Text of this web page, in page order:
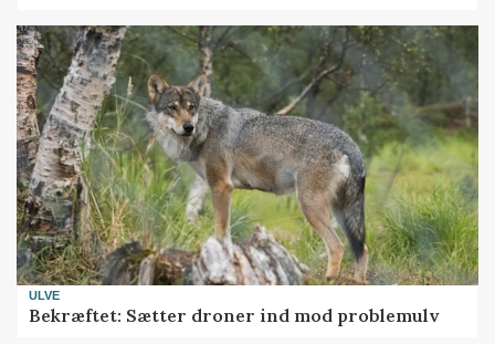
ULVE
Bekræftet: Sætter droner ind mod problemulv